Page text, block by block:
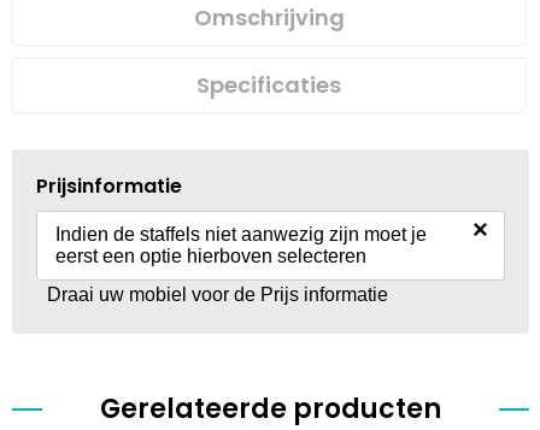
Omschrijving
Specificaties
Prijsinformatie
Indien de staffels niet aanwezig zijn moet je
eerst een optie hierboven selecteren
×
Draai uw mobiel voor de Prijs informatie
Gerelateerde producten